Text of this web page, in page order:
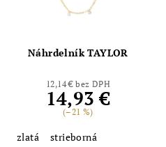
Náhrdelník TAYLOR
12,14 € bez DPH
14,93 €
(–21 %)
zlatá
strieborná